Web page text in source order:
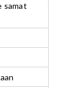
samat